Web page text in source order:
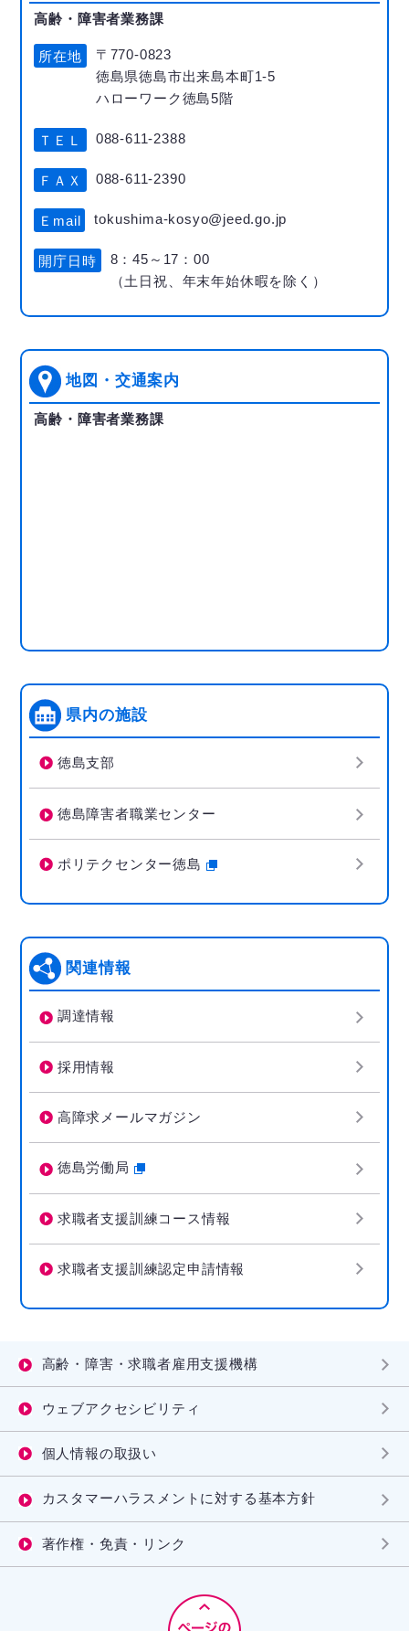
高齢・障害者業務課
所在地
〒770-0823
徳島県徳島市出来島本町1-5
ハローワーク徳島5階
ＴＥＬ 088-611-2388
ＦＡＸ 088-611-2390
Ｅmail tokushima-kosyo@jeed.go.jp
開庁日時
8：45～17：00
（土日祝、年末年始休暇を除く）
地図・交通案内
高齢・障害者業務課
県内の施設
徳島支部
徳島障害者職業センター
ポリテクセンター徳島
関連情報
調達情報
採用情報
高障求メールマガジン
徳島労働局
求職者支援訓練コース情報
求職者支援訓練認定申請情報
高齢・障害・求職者雇用支援機構
ウェブアクセシビリティ
個人情報の取扱い
カスタマーハラスメントに対する基本方針
著作権・免責・リンク